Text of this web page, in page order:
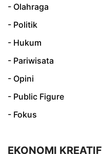
- Olahraga
- Politik
- Hukum
- Pariwisata
- Opini
- Public Figure
- Fokus
EKONOMI KREATIF